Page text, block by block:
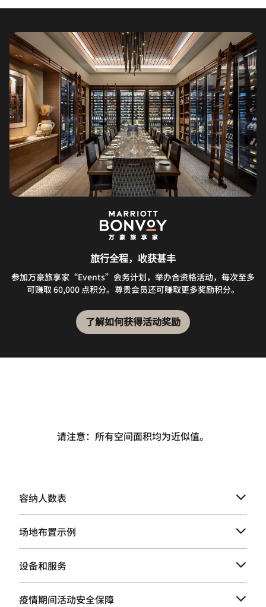
旅行全程，收获甚丰
参加万豪旅享家“Events”会务计划，举办合资格活动，每次至多
可赚取 60,000 点积分。尊贵会员还可赚取更多奖励积分。
了解如何获得活动奖励
请注意：所有空间面积均为近似值。
容纳人数表
场地布置示例
设备和服务
疫情期间活动安全保障